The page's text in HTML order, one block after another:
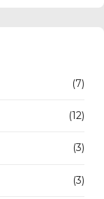
(7)
(12)
(3)
(3)